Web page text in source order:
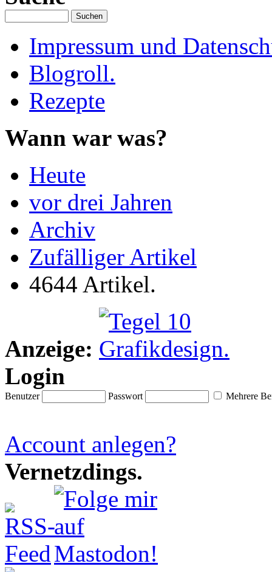
Impressum und
Blogroll.
Rezepte
Wann war was?
Heute
vor drei Jahren
Archiv
Zufälliger Artikel
4644 Artikel.
Anzeige:
Login
Benutzer Passwort Mehrere
Account anlegen?
Vernetzdings.